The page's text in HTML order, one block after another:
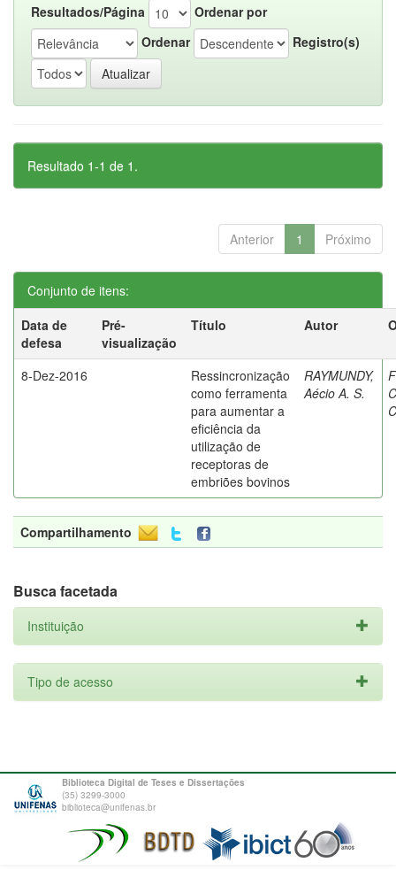
Resultados/Página
Ordenar por
Ordenar
Registro(s)
Resultado 1-1 de 1.
Anterior 1 Próximo
Conjunto de itens:
Data de
defesa
Pré-
visualização
Título Autor
8-Dez-2016
Ressincronização
como ferramenta
para aumentar a
eficiência da
utilização de
receptoras de
embriões bovinos
RAYMUNDY,
Aécio A. S.
Compartilhamento
Busca facetada
Instituição
Tipo de acesso
Biblioteca Digital de Teses e Dissertações
(35) 3299-3000
biblioteca@unifenas.br